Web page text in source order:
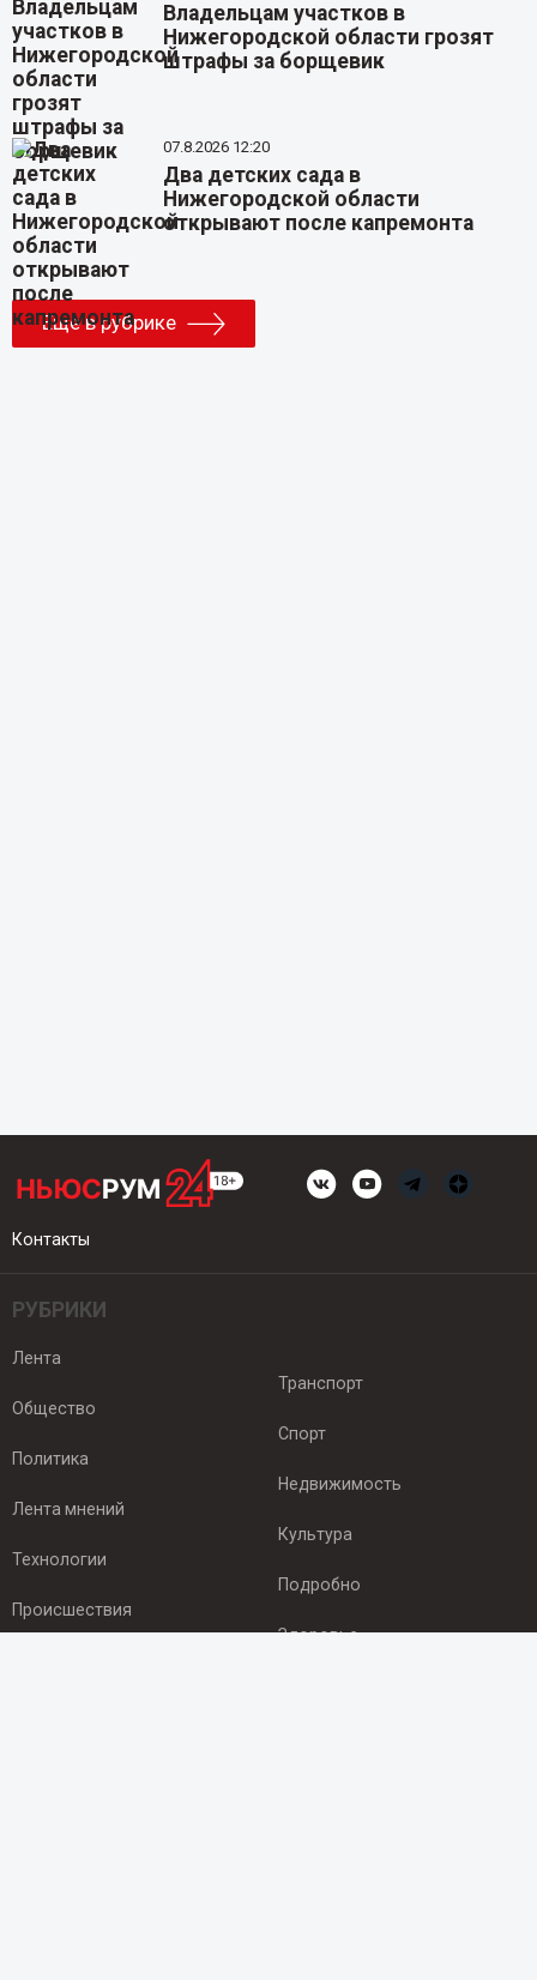
Владельцам участков в
Нижегородской области грозят
штрафы за борщевик
07.8.2026 12:20
Два детских сада в
Нижегородской области
открывают после капремонта
Еще в рубрике
Контакты
РУБРИКИ
Лента
Общество
Политика
Лента мнений
Технологии
Происшествия
Транспорт
Спорт
Недвижимость
Культура
Подробно
Здоровье